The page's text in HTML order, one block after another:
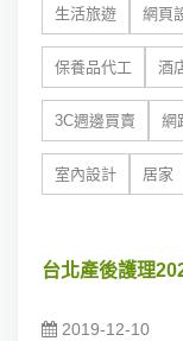
生活旅遊 網頁
保養品代工 酒
3C週邊買賣 網
室內設計 居家
台北產後護理
2019-12-10